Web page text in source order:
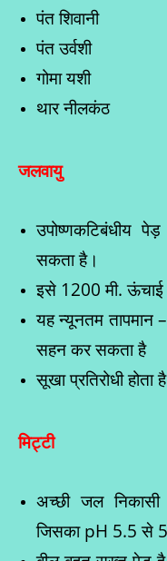
पंत शिवानी
पंत उर्वशी
गोमा यशी
थार नीलकंठ
जलवायु
उपोष्णकटिबंधीय
सकता है।
इसे 1200 मी.
यह न्यूनतम तापमान
सहन कर सकता है
सूखा प्रतिरोधी होता है
मिट्टी
अच्छी जल
जिसका pH 5.5 से 5